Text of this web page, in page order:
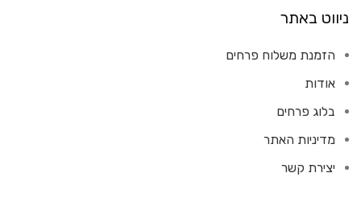
ניווט באתר
הזמנת משלוח פרחים
אודות
בלוג פרחים
מדיניות האתר
יצירת קשר